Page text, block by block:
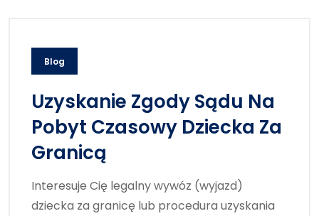
Blog
Uzyskanie Zgody Sądu Na
Pobyt Czasowy Dziecka Za
Granicą
Interesuje Cię legalny wywóz (wyjazd)
dziecka za granicę lub procedura uzyskania